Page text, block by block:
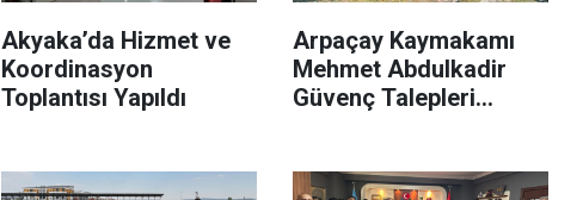
Akyaka’da Hizmet ve
Koordinasyon
Toplantısı Yapıldı
Arpaçay Kaymakamı
Mehmet Abdulkadir
Güvenç Talepleri